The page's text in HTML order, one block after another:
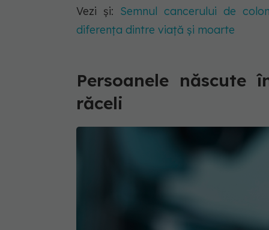
Vezi și: Semnul cancerului de
diferența dintre viață și moarte
Persoanele născute
răceli